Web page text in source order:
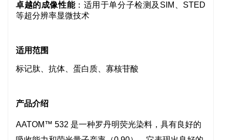
卓越的成像性能：适用于单分子检测及SIM、STED
等超分辨率显微技术
适用范围
标记肽、抗体、蛋白质、寡核苷酸
产品介绍
AATOM™ 532 是一种罗丹明荧光染料，具有良好的